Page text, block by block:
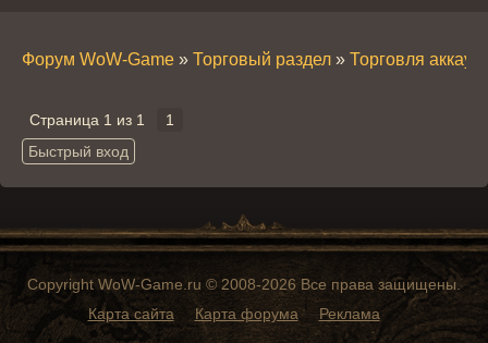
Форум WoW-Game » Торговый раздел » Торговля
Страница 1 из 1 1
Copyright WoW-Game.ru © 2008-2026 Все права защищены.
Карта сайта
Карта форума Реклама